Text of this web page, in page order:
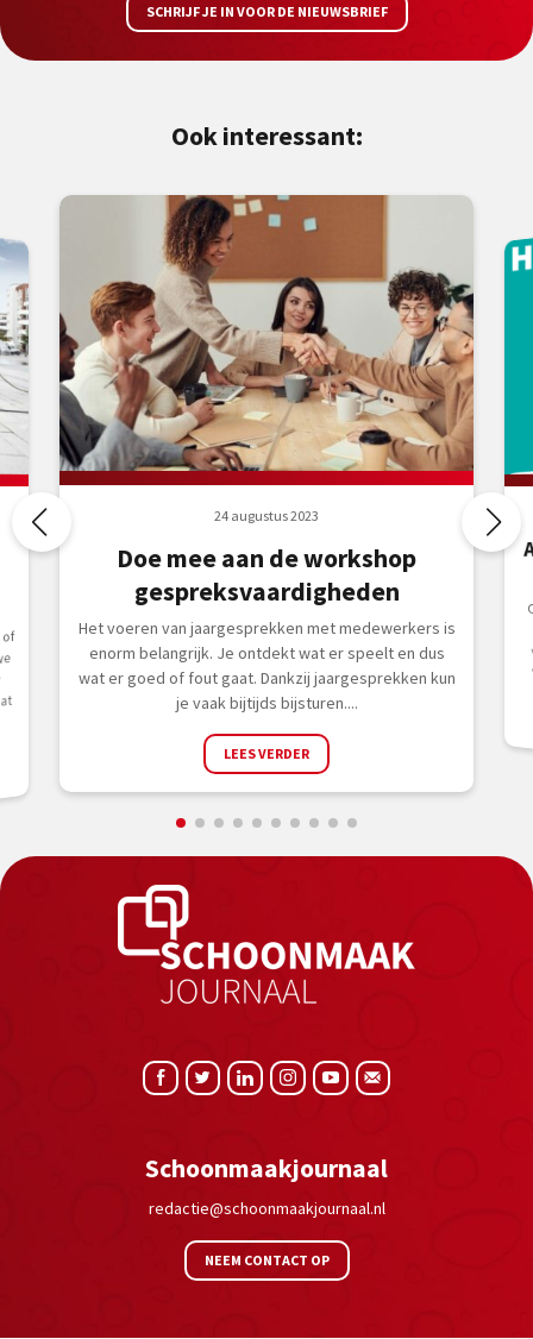
SCHRIJF JE IN VOOR DE NIEUWSBRIEF
Ook interessant:
24 augustus 2023
Doe mee aan de workshop
gespreksvaardigheden
Het voeren van jaargesprekken met medewerkers is
enorm belangrijk. Je ontdekt wat er speelt en dus
wat er goed of fout gaat. Dankzij jaargesprekken kun
je vaak bijtijds bijsturen....
LEES VERDER
Schoonmaakjournaal
redactie@schoonmaakjournaal.nl
NEEM CONTACT OP